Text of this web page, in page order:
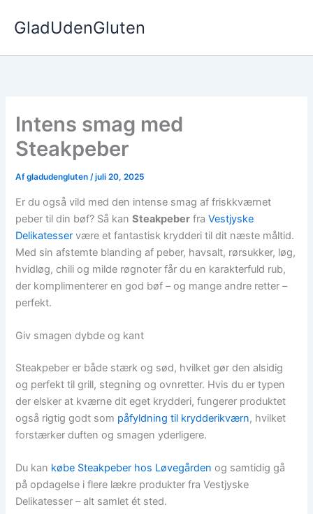
GladUdenGluten
Intens smag med
Steakpeber
Afgladudengluten/juli 20, 2025
Er du også vild med den intense smag af friskkværnet
peber til din bøf? Så kanSteakpeber fraVestjyske
Delikatesser være et fantastisk krydderi til dit næste måltid.
Med sin afstemte blanding af peber, havsalt, rørsukker, løg,
hvidløg, chili og milde røgnoter får du en karakterfuld rub,
der komplimenterer en god bøf – og mange andre retter –
perfekt.
Giv smagen dybde og kant
Steakpeber er både stærk og sød, hvilket gør den alsidig
og perfekt til grill, stegning og ovnretter. Hvis du er typen
der elsker at kværne dit eget krydderi, fungerer produktet
også rigtig godt som påfyldning til krydderikværn, hvilket
forstærker duften og smagen yderligere.
Du kan købe Steakpeber hos Løvegården og samtidig gå
på opdagelse i flere lækre produkter fra Vestjyske
Delikatesser – alt samlet ét sted.